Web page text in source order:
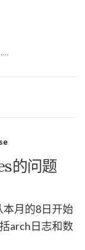
的问题
月的8日开始
arch日志和数